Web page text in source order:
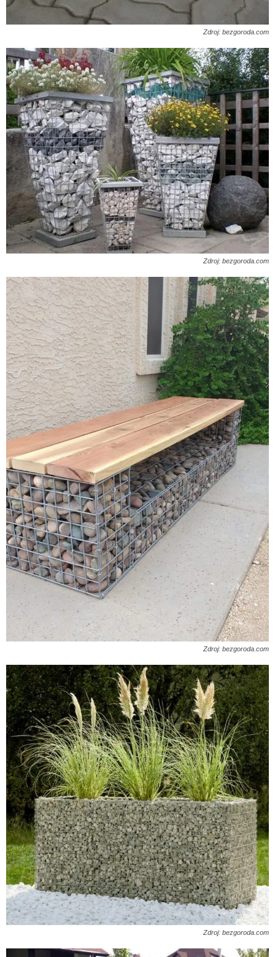
Zdroj: bezgoroda.com
Zdroj: bezgoroda.com
Zdroj: bezgoroda.com
Zdroj: bezgoroda.com